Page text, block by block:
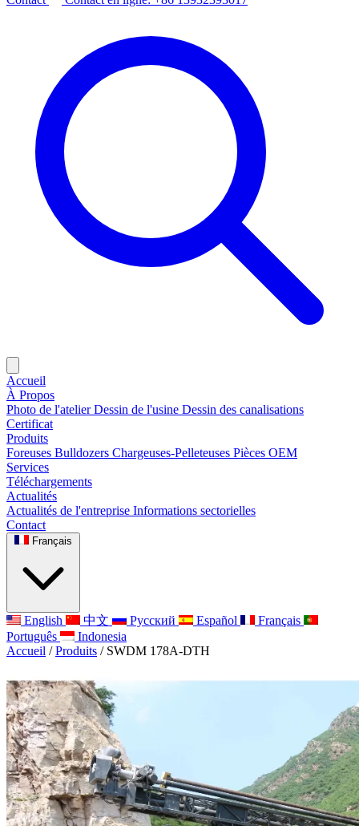
Accueil
À Propos
Photo de l'atelierDessin de l'usine Dessin des canalisations
Certificat
Produits
Foreuses Bulldozers Chargeuses-Pelleteuses Pièces OEM
Services
Téléchargements
Actualités
Actualités de l'entreprise Informations sectorielles
Contact
Français
English 中文 Русский Español
Français
Português
Indonesia
Accueil / Produits / SWDM 178A-DTH